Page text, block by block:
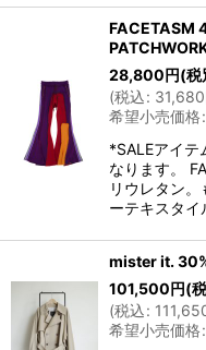
FACETASM
28,800円(税
(税込: 31,680
希望小売価格:
*SALEアイテ
なります。
リウレタン
ーテキスタ
mister it.
101,500円(
(税込:
希望小売価格: